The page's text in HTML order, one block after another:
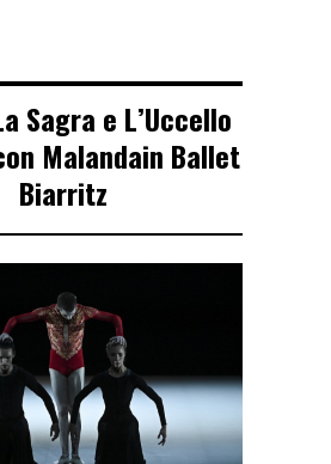
Sagra e L’Uccello
Malandain Ballet
Biarritz